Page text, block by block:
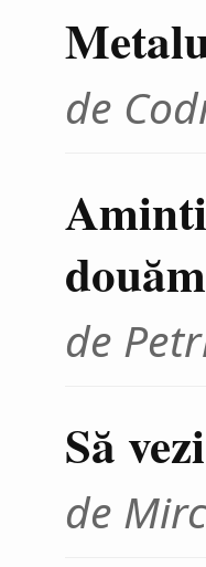
de
de
Să
de